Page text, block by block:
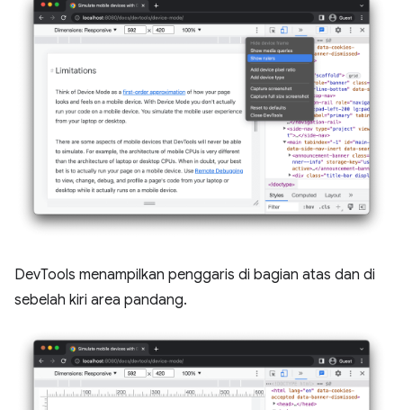
DevTools menampilkan penggaris di bagian atas dan di
sebelah kiri area pandang.